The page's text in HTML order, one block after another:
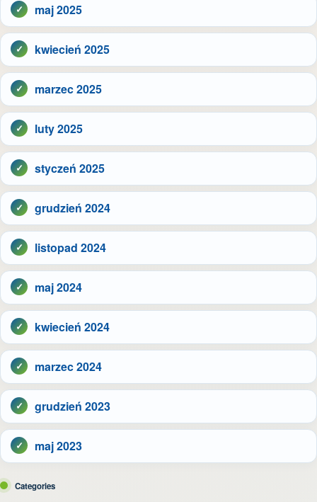
maj 2025
kwiecień 2025
marzec 2025
luty 2025
styczeń 2025
grudzień 2024
listopad 2024
maj 2024
kwiecień 2024
marzec 2024
grudzień 2023
maj 2023
Categories